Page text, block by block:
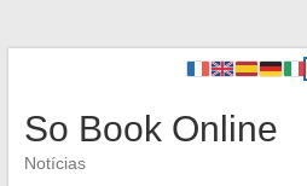
So Book Online
Notícias